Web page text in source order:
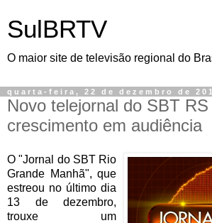
SulBRTV
O maior site de televisão regional do
quarta-feira, 22 de dezembro de
Novo telejornal do SBT
crescimento em audiência
O "Jornal do SBT Rio
Grande Manhã", que
estreou no último dia
13 de dezembro,
trouxe um